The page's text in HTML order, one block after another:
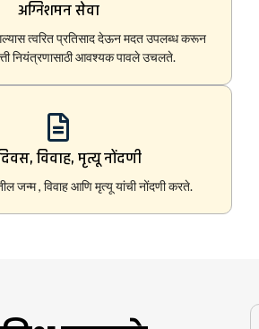
अग्निशमन सेवा
त्वरित प्रतिसाद देऊन मदत उपलब्ध करून
नियंत्रणासाठी आवश्यक पावले उचलते.
विवाह, मृत्यू नोंदणी
जन्म , विवाह आणि मृत्यू यांची नोंदणी करते.